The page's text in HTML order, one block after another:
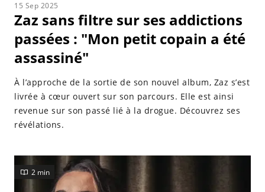
15 Sep 2025
Zaz sans filtre sur ses addictions
passées : "Mon petit copain a été
assassiné"
À l’approche de la sortie de son nouvel album, Zaz s’est
livrée à cœur ouvert sur son parcours. Elle est ainsi
revenue sur son passé lié à la drogue. Découvrez ses
révélations.
2 min